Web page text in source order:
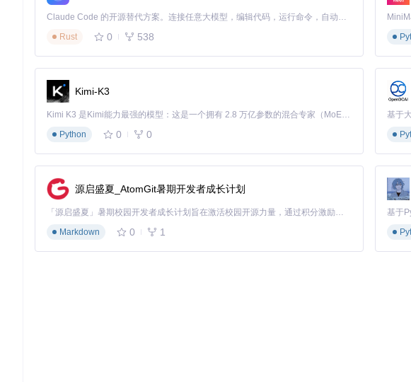
- clickhouse
db:
volumes:
environment:
-
POSTGRES_DB=analytics
image: clickhouse/clickhouse-server:23.3
volumes:
ports:
- "8123:8123"
volumes:
Claude Code 的开源替代方案。连接任意大模型，编辑代码，运行命令，自动验证 — 全自动执行。用 Rust 构建，极致性能。 ｜ An open-source alternative to Claude Code. Connect any LLM, edit code, run commands, and verify changes — autonomously. Built in Rust for speed. Get Started
Rust
0 538
Kimi-K3
Kimi K3 是Kimi能力最强的模型：这是一个拥有 2.8 万亿参数的混合专家（MoE）模型，具备原生视觉理解能力，并支持 100 万 token 的上下文窗口。
Python
0 0
基于
源启盛夏_AtomGit暑期开发者成长计划
「源启盛夏」暑期校园开发者成长计划旨在激活校园开源力量，通过积分激励、认证扶持、资源倾斜等形式，引导高校组织和开发者完成「入驻 — 建项目 — 做贡献 — 获认证 — 得资源」的完整闭环。无论你是想带领社团入驻平台的组织者，还是希望用代码贡献证明自己的开发者，都能在这里找到属于你的成长路径。
Markdown
0 1